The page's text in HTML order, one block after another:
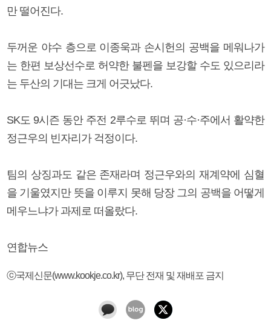
만 떨어진다.
두꺼운 야수 층으로 이종욱과 손시헌의 공백을 메워나가
는 한편 보상선수로 허약한 불펜을 보강할 수도 있으리라
는 두산의 기대는 크게 어긋났다.
SK도 9시즌 동안 주전 2루수로 뛰며 공·수·주에서 활약한
정근우의 빈자리가 걱정이다.
팀의 상징과도 같은 존재라며 정근우와의 재계약에 심혈
을 기울였지만 뜻을 이루지 못해 당장 그의 공백을 어떻게
메우느냐가 과제로 떠올랐다.
연합뉴스
ⓒ국제신문(www.kookje.co.kr), 무단 전재 및 재배포 금지